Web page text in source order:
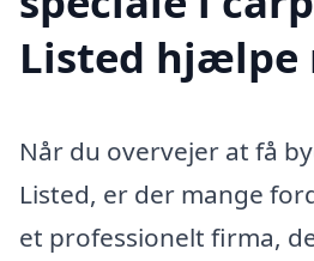
Listed hjælpe
Når du overvejer at få
Listed, er der mange
et professionelt firma,